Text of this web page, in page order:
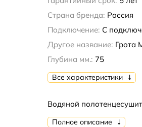
Страна бренда: Россия
Подключение: С
Другое название: Грота
Глубина мм.: 75
Все характеристики
Водяной
Полное описание